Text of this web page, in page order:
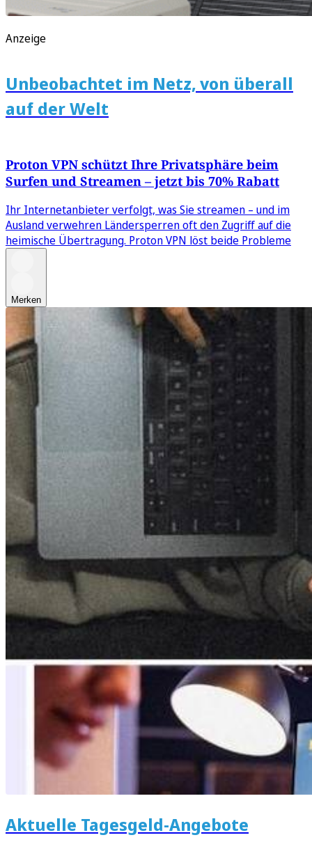
Anzeige
Unbeobachtet im Netz, von überall
auf der Welt
Proton VPN schützt Ihre Privatsphäre beim
Surfen und Streamen – jetzt bis 70% Rabatt
Ihr Internetanbieter verfolgt, was Sie streamen – und im
Ausland verwehren Ländersperren oft den Zugriff auf die
heimische Übertragung. Proton VPN löst beide Probleme
Merken
Aktuelle Tagesgeld-Angebote